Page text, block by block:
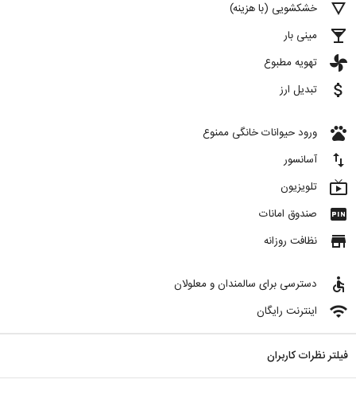
details خشکشویی (با هزینه)
local_bar مینی بار
toys تهویه مطبوع
attach_money تبدیل ارز
pets ورود حیوانات خانگی ممنوع
import_export آسانسور
live_tv تلویزیون
fiber_pin صندوق امانات
store نظافت روزانه
accessible دسترسی برای سالمندان و معلولان
wifi اینترنت رایگان
فیلتر نظرات کاربران